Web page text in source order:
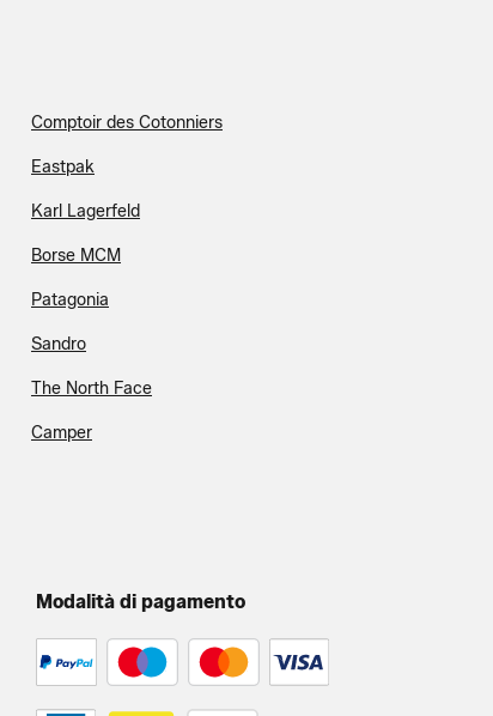
Comptoir des Cotonniers
Eastpak
Karl Lagerfeld
Borse MCM
Patagonia
Sandro
The North Face
Camper
Modalità di pagamento